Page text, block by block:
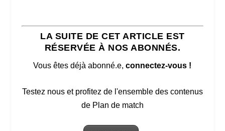
LA SUITE DE CET ARTICLE EST
RÉSERVÉE À NOS ABONNÉS.
Vous êtes déjà abonné.e,connectez-vous !
Testez nous et profitez de l'ensemble des contenus
de Plan de match